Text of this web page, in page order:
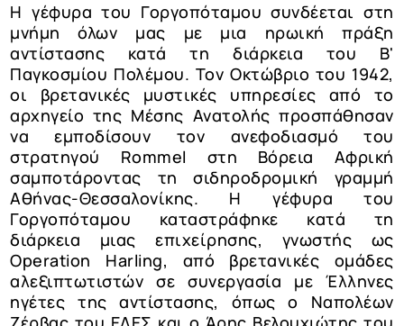
Η γέφυρα του Γοργοπόταμου συνδέεται στη
μνήμη όλων μας με μια ηρωική πράξη
αντίστασης κατά τη διάρκεια του Β'
Παγκοσμίου Πολέμου. Τον Οκτώβριο του 1942,
οι βρετανικές μυστικές υπηρεσίες από το
αρχηγείο της Μέσης Ανατολής προσπάθησαν
να εμποδίσουν τον ανεφοδιασμό του
στρατηγού Rommel στη Βόρεια Αφρική
σαμποτάροντας τη σιδηροδρομική γραμμή
Αθήνας-Θεσσαλονίκης. Η γέφυρα του
Γοργοπόταμου καταστράφηκε κατά τη
διάρκεια μιας επιχείρησης, γνωστής ως
Operation Harling, από βρετανικές ομάδες
αλεξιπτωτιστών σε συνεργασία με Έλληνες
ηγέτες της αντίστασης, όπως ο Ναπολέων